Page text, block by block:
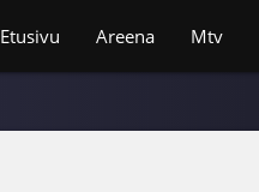
Etusivu Areena Mtv